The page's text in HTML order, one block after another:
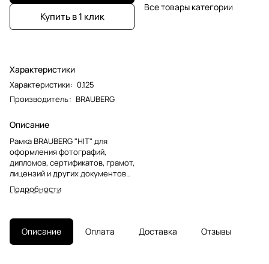
Купить в 1 клик
Характеристики
Характеристики: 0.125
Производитель: BRAUBERG
Описание
Рамка BRAUBERG "HIT" для
оформления фотографий,
дипломов, сертификатов, грамот,
лицензий и других документов
формата А6 (10х15 см) будет
гармонично смотреться в
офисе, учебных учреждениях и
магазинах, салонах и
предприятий и др.Выполнена из
Подробности
Все товары категории
Описание Оплата Доставка Отзывы